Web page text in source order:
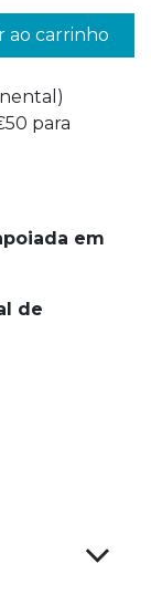
ao carrinho
para
em
de